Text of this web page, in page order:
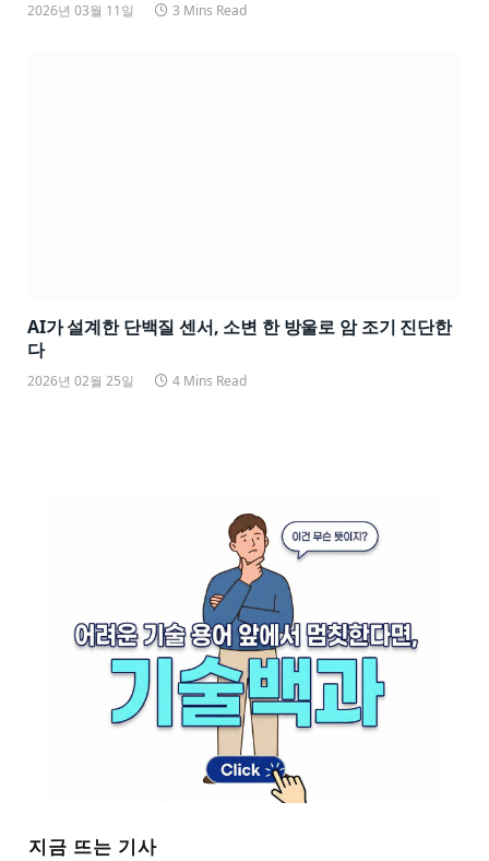
2026년 03월 11일 3 Mins Read
AI가 설계한 단백질 센서, 소변 한 방울로 암 조기 진단한
다
2026년 02월 25일 4 Mins Read
지금 뜨는 기사